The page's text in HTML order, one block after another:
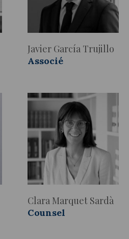
Javier García Trujillo
Associé
Clara Marquet Sardà
Counsel